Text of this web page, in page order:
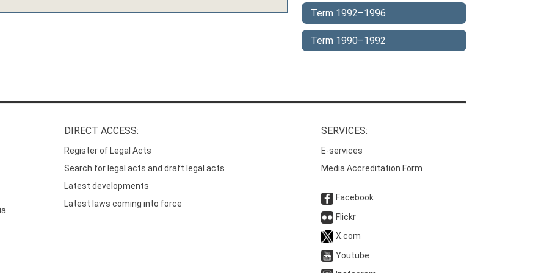
Term 1992–1996
Term 1990–1992
DIRECT ACCESS:
Register of Legal Acts
Search for legal acts and draft legal acts
Latest developments
Latest laws coming into force
SERVICES:
E-services
Media Accreditation Form
Facebook
Flickr
X.com
Youtube